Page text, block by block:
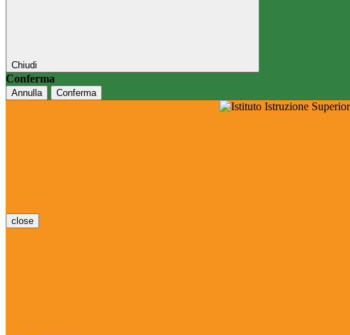
Chiudi
Conferma
Annulla Conferma
close